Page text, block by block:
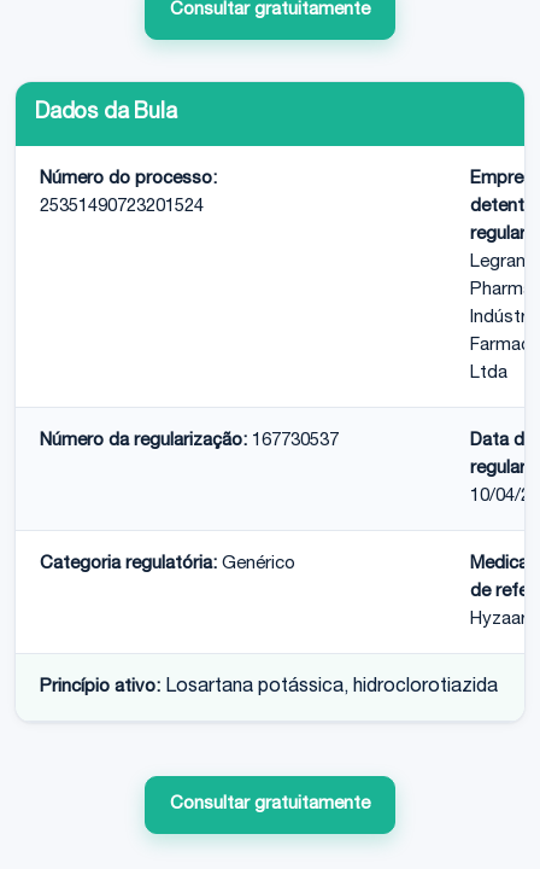
Consultar gratuitamente
Dados da Bula
Número do processo:
25351490723201524
Legrand
Pharma
Indústria
Ltda
Número da regularização: 167730537
Data da
10/04/
Categoria regulatória: Genérico
de
Hyzaar
Princípio ativo: Losartana potássica, hidroclorotiazida
Consultar gratuitamente